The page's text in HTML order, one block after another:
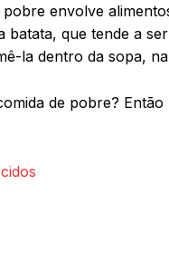
envolve
batata, que tende a
la dentro da sopa,
de pobre? Então